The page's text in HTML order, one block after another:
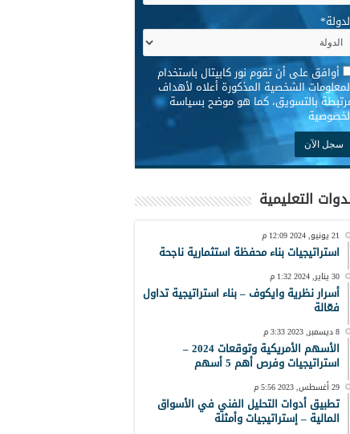
*
أوافق على أن تقوم نور كابيتال باستخدام
الشخصية المذكورة أعلاه لأهداف
بالتسويق، كما هو موضح بسياسة
التعليمية
21 يونيو, 2024 12:09 م
استراتيجيات بناء محفظة استثمارية ناجحة
30 يناير, 2024 1:32 م
أسرار نظرية وايكوف – بناء استراتيجية تداول
فعّالة
8 ديسمبر, 2023 3:33 م
الأسهم الأمريكية وتوقعات 2024 –
استراتيجيات وفرص أهم 5 أسهم
29 أغسطس, 2023 5:56 م
تطبيق أدوات التحليل الفني في الأسواق
المالية – إستراتيجيات وأمثلة